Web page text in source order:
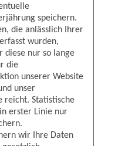
speichern.
die anlässlich Ihrer
wurden,
diese nur so lange
die
unserer Website
unser
reicht. Statistische
erster Linie nur
wir Ihre Daten